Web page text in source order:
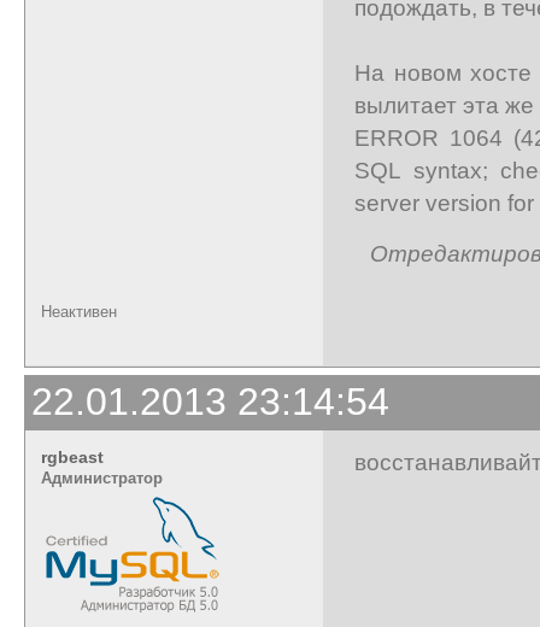
подождать, в
На новом хосте
вылитает эта
ERROR 1064
SQL syntax;
server version
Неактивен
22.01.2013 23:14:54
rgbeast
Администратор